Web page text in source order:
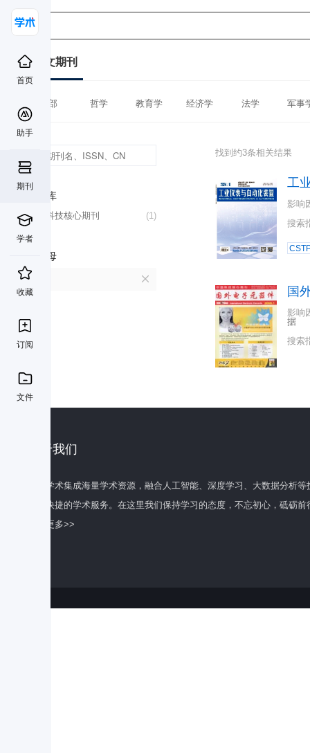
首页
助手
期刊
学者
收藏
订阅
文件
中文期刊
全部 哲学 教育学 经济学 法学 军事
数据库
(1)
中国科技核心期刊
首字母
找到约3条相关结果
工
影响
搜索
国
影响
据
搜索
关于我们
百度学术集成海量学术资源，融合人工智能、深度学习、大数据分析
全面快捷的学术服务。在这里我们保持学习的态度，不忘初心，砥砺前
了解更多>>